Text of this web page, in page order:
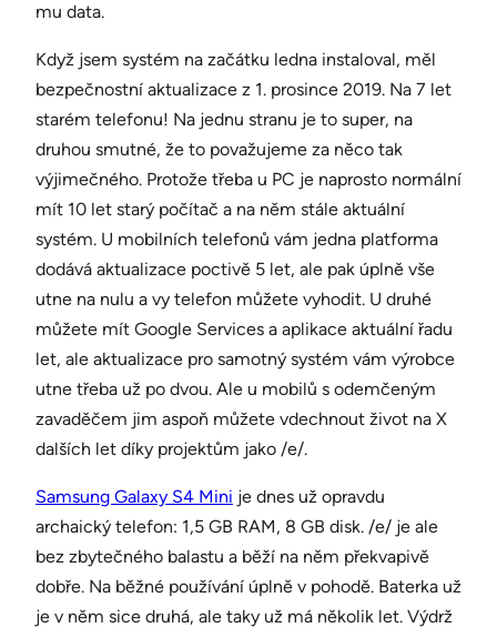
mu data.
Když jsem systém na začátku ledna instaloval, měl
bezpečnostní aktualizace z 1. prosince 2019. Na 7 let
starém telefonu! Na jednu stranu je to super, na
druhou smutné, že to považujeme za něco tak
výjimečného. Protože třeba u PC je naprosto normální
mít 10 let starý počítač a na něm stále aktuální
systém. U mobilních telefonů vám jedna platforma
dodává aktualizace poctivě 5 let, ale pak úplně vše
utne na nulu a vy telefon můžete vyhodit. U druhé
můžete mít Google Services a aplikace aktuální řadu
let, ale aktualizace pro samotný systém vám výrobce
utne třeba už po dvou. Ale u mobilů s odemčeným
zavaděčem jim aspoň můžete vdechnout život na X
dalších let díky projektům jako /e/.
Samsung Galaxy S4 Mini je dnes už opravdu
archaický telefon: 1,5 GB RAM, 8 GB disk. /e/ je ale
bez zbytečného balastu a běží na něm překvapivě
dobře. Na běžné používání úplně v pohodě. Baterka už
je v něm sice druhá, ale taky už má několik let. Výdrž